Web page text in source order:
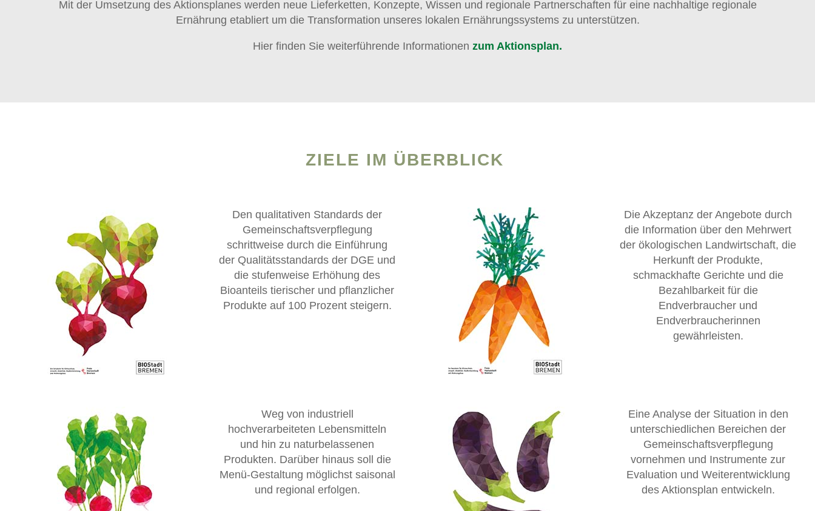
Mit der Umsetzung des Aktionsplanes werden neue Lieferketten, Konzepte, Wissen und regionale Partnerschaften für eine nachhaltige regionale
Ernährung etabliert um die Transformation unseres lokalen Ernährungssystems zu unterstützen.
Hier finden Sie weiterführende Informationen zum Aktionsplan.
ZIELE IM ÜBERBLICK
Den qualitativen Standards der
Gemeinschaftsverpflegung
schrittweise durch die Einführung
der Qualitätsstandards der DGE und
die stufenweise Erhöhung des
Bioanteils tierischer und pflanzlicher
Produkte auf 100 Prozent steigern.
Die Akzeptanz der Angebote durch
die Information über den Mehrwert
der ökologischen Landwirtschaft, die
Herkunft der Produkte,
schmackhafte Gerichte und die
Bezahlbarkeit für die
Endverbraucher und
Endverbraucherinnen
gewährleisten.
Weg von industriell
hochverarbeiteten Lebensmitteln
und hin zu naturbelassenen
Produkten. Darüber hinaus soll die
Menü-Gestaltung möglichst saisonal
und regional erfolgen.
Eine Analyse der Situation in den
unterschiedlichen Bereichen der
Gemeinschaftsverpflegung
vornehmen und Instrumente zur
Evaluation und Weiterentwicklung
des Aktionsplan entwickeln.